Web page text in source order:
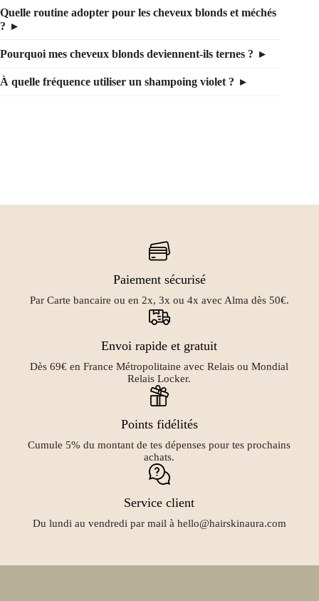
Quelle routine adopter pour les cheveux blonds et méchés
?
Pourquoi mes cheveux blonds deviennent-ils ternes ?
À quelle fréquence utiliser un shampoing violet ?
Paiement sécurisé
Par Carte bancaire ou en 2x, 3x ou 4x avec Alma dès 50€.
Envoi rapide et gratuit
Dès 69€ en France Métropolitaine avec Relais ou Mondial
Relais Locker.
Points fidélités
Cumule 5% du montant de tes dépenses pour tes prochains
achats.
Service client
Du lundi au vendredi par mail à hello@hairskinaura.com